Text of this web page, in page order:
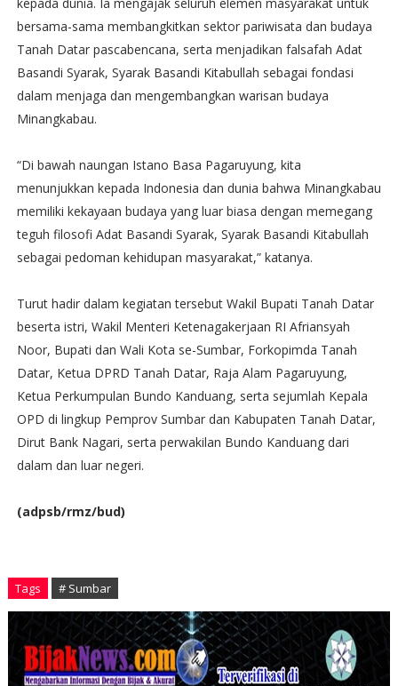
kepada dunia. Ia mengajak seluruh elemen masyarakat untuk
bersama-sama membangkitkan sektor pariwisata dan budaya
Tanah Datar pascabencana, serta menjadikan falsafah Adat
Basandi Syarak, Syarak Basandi Kitabullah sebagai fondasi
dalam menjaga dan mengembangkan warisan budaya
Minangkabau.
“Di bawah naungan Istano Basa Pagaruyung, kita
menunjukkan kepada Indonesia dan dunia bahwa Minangkabau
memiliki kekayaan budaya yang luar biasa dengan memegang
teguh filosofi Adat Basandi Syarak, Syarak Basandi Kitabullah
sebagai pedoman kehidupan masyarakat,” katanya.
Turut hadir dalam kegiatan tersebut Wakil Bupati Tanah Datar
beserta istri, Wakil Menteri Ketenagakerjaan RI Afriansyah
Noor, Bupati dan Wali Kota se-Sumbar, Forkopimda Tanah
Datar, Ketua DPRD Tanah Datar, Raja Alam Pagaruyung,
Ketua Perkumpulan Bundo Kanduang, serta sejumlah Kepala
OPD di lingkup Pemprov Sumbar dan Kabupaten Tanah Datar,
Dirut Bank Nagari, serta perwakilan Bundo Kanduang dari
dalam dan luar negeri.
(adpsb/rmz/bud)
Tags # Sumbar